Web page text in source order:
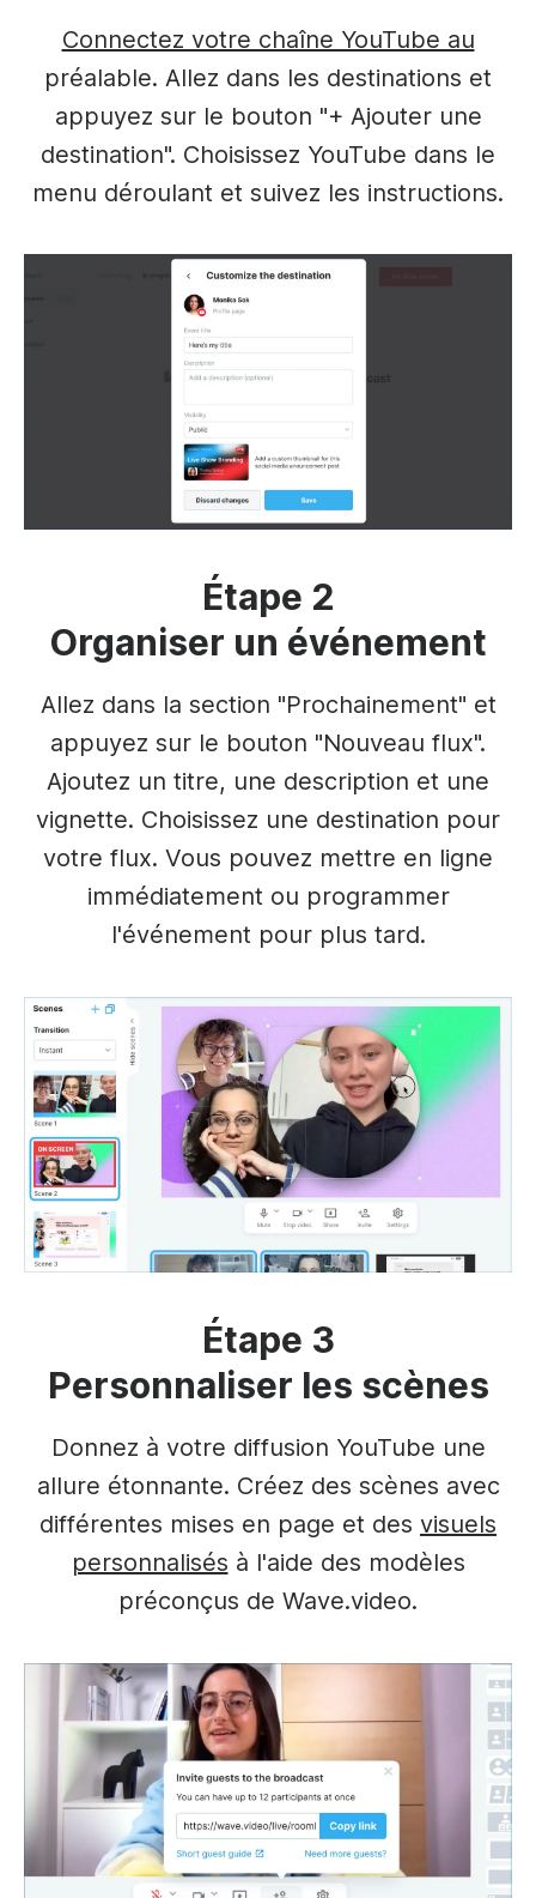
Connectez votre chaîne YouTube au
préalable. Allez dans les destinations et
appuyez sur le bouton "+ Ajouter une
destination". Choisissez YouTube dans le
menu déroulant et suivez les instructions.
Étape 2
Organiser un événement
Allez dans la section "Prochainement" et
appuyez sur le bouton "Nouveau flux".
Ajoutez un titre, une description et une
vignette. Choisissez une destination pour
votre flux. Vous pouvez mettre en ligne
immédiatement ou programmer
l'événement pour plus tard.
Étape 3
Personnaliser les scènes
Donnez à votre diffusion YouTube une
allure étonnante. Créez des scènes avec
différentes mises en page et des visuels
personnalisés à l'aide des modèles
préconçus de Wave.video.